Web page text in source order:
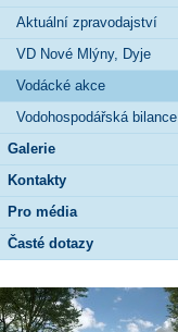
Aktuální zpravodajství
VD Nové Mlýny, Dyje
Vodácké akce
Vodohospodářská bilance
Galerie
Kontakty
Pro média
Časté dotazy